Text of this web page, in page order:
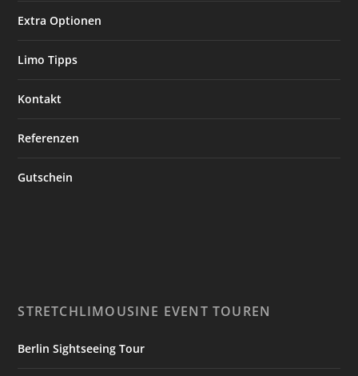
Extra Optionen
Limo Tipps
Kontakt
Referenzen
Gutschein
STRETCHLIMOUSINE EVENT TOUREN
Berlin Sightseeing Tour